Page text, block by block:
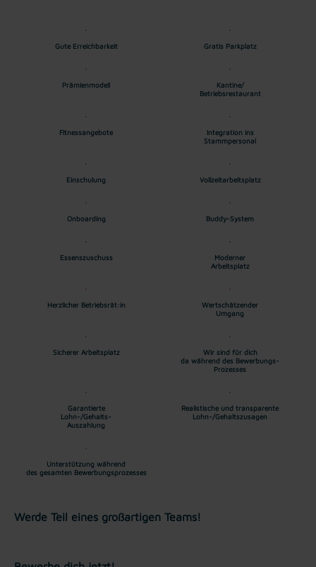
Gute Erreichbarkeit Gratis Parkplatz
Prämienmodell
Kantine/
Betriebsrestaurant
Fitnessangebote
Integration ins
Stammpersonal
Einschulung Vollzeitarbeitsplatz
Onboarding Buddy-System
Essenszuschuss
Moderner
Arbeitsplatz
Herzlicher Betriebsrät:in
Wertschätzender
Umgang
Sicherer Arbeitsplatz
Wir sind für dich
da während des Bewerbungs-
Prozesses
Garantierte
Lohn-/Gehalts-
Auszahlung
Realistische und transparente
Lohn-/Gehaltszusagen
Unterstützung während
des gesamten Bewerbungsprozesses
Werde Teil eines großartigen Teams!